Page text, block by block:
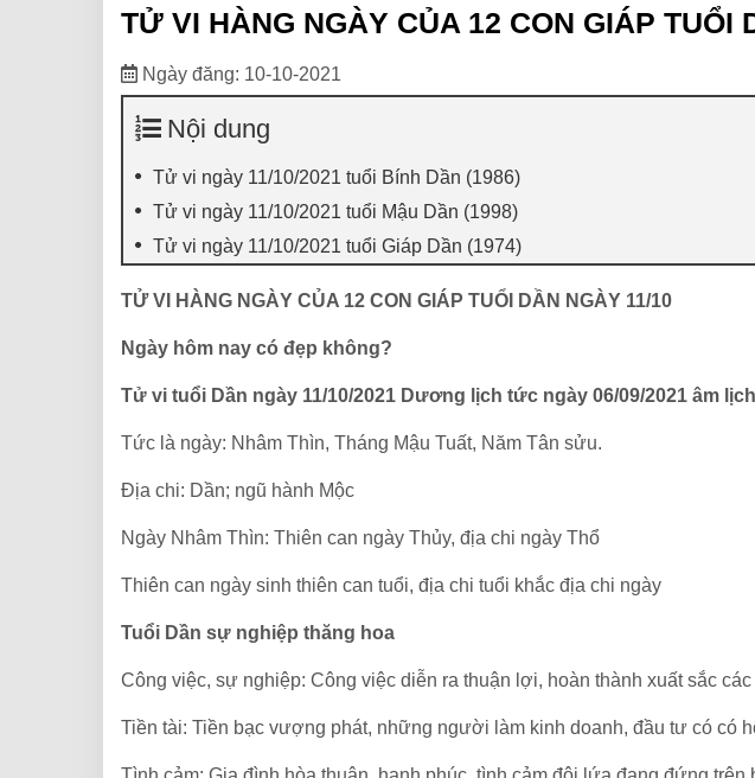
TỬ VI HÀNG NGÀY CỦA 12 CON GIÁP TUỔI
Ngày đăng: 10-10-2021
Nội dung
Tử vi ngày 11/10/2021 tuổi Bính Dần (1986)
Tử vi ngày 11/10/2021 tuổi Mậu Dần (1998)
Tử vi ngày 11/10/2021 tuổi Giáp Dần (1974)
TỬ VI HÀNG NGÀY CỦA 12 CON GIÁP TUỔI DẦN NGÀY 11/10
Ngày hôm nay có đẹp không?
Tử vi tuổi Dần ngày 11/10/2021 Dương lịch tức ngày 06/09/2021 âm
Tức là ngày: Nhâm Thìn, Tháng Mậu Tuất, Năm Tân sửu.
Địa chi: Dần; ngũ hành Mộc
Ngày Nhâm Thìn: Thiên can ngày Thủy, địa chi ngày Thổ
Thiên can ngày sinh thiên can tuổi, địa chi tuổi khắc địa chi ngày
Tuổi Dần sự nghiệp thăng hoa
Công việc, sự nghiệp: Công việc diễn ra thuận lợi, hoàn thành xuất sắc
Tiền tài: Tiền bạc vượng phát, những người làm kinh doanh, đầu tư có có